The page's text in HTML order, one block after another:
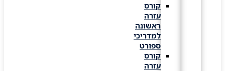
קורס
עזרה
ראשונה
למדריכי
ספורט
קורס
עזרה